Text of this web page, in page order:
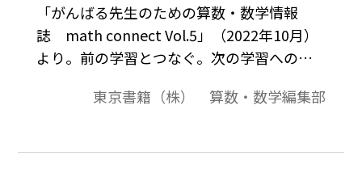
「がんばる先生のための算数・数学情報
誌 math connect Vol.5」（2022年10月）
より。前の学習とつなぐ。次の学習へのつ
く、先生方が大切にされていることです。統
では小・中で共通のテーマを設定し、あら
東京書籍（株） 算数・数学編集部